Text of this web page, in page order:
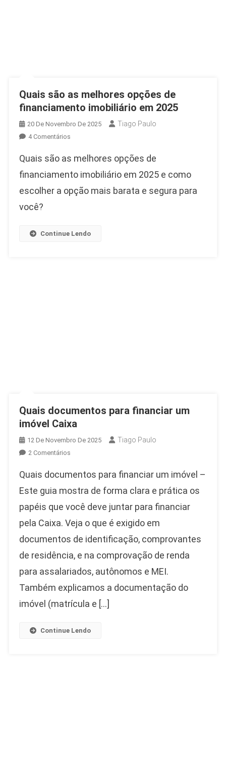
Quais são as melhores opções de
financiamento imobiliário em 2025
20 De Novembro De 2025 Tiago Paulo
4 Comentários
São
As
Opções
Quais são as melhores opções de
financiamento imobiliário em 2025 e como
escolher a opção mais barata e segura para
você?
Continue Lendo
Quais documentos para financiar um
imóvel Caixa
12 De Novembro De 2025 Tiago Paulo
2 ComentáriosEm
Documentos
Para
Um
Imóvel
Caixa
Quais documentos para financiar um imóvel –
Este guia mostra de forma clara e prática os
papéis que você deve juntar para financiar
pela Caixa. Veja o que é exigido em
documentos de identificação, comprovantes
de residência, e na comprovação de renda
para assalariados, autônomos e MEI.
Também explicamos a documentação do
imóvel (matrícula e […]
Continue Lendo